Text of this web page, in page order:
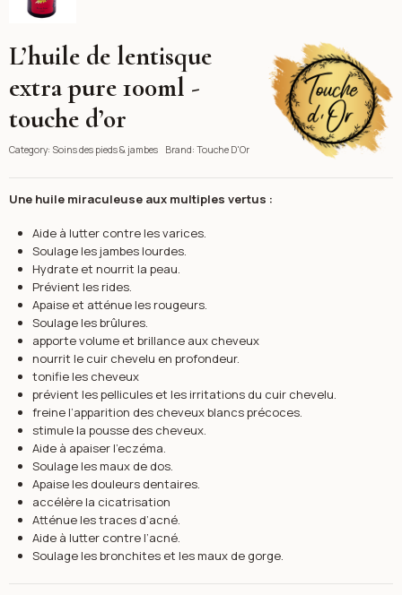
Touche D'Or
L’huile de lentisque
extra pure 100ml -
touche d’or
Category: Soins des pieds & jambes Brand: Touche D'Or
Une huile miraculeuse aux multiples vertus :
Aide à lutter contre les varices.
Soulage les jambes lourdes.
Hydrate et nourrit la peau.
Prévient les rides.
Apaise et atténue les rougeurs.
Soulage les brûlures.
apporte volume et brillance aux cheveux
nourrit le cuir chevelu en profondeur.
tonifie les cheveux
prévient les pellicules et les irritations du cuir chevelu.
freine l’apparition des cheveux blancs précoces.
stimule la pousse des cheveux.
Aide à apaiser l’eczéma.
Soulage les maux de dos.
Apaise les douleurs dentaires.
accélère la cicatrisation
Atténue les traces d’acné.
Aide à lutter contre l’acné.
Soulage les bronchites et les maux de gorge.